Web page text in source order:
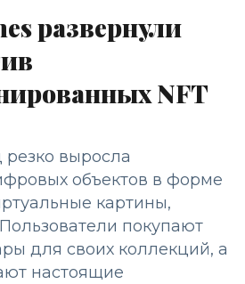
развернули
NFT
выросла
объектов в форме
картины,
покупают
для своих коллекций, а
настоящие